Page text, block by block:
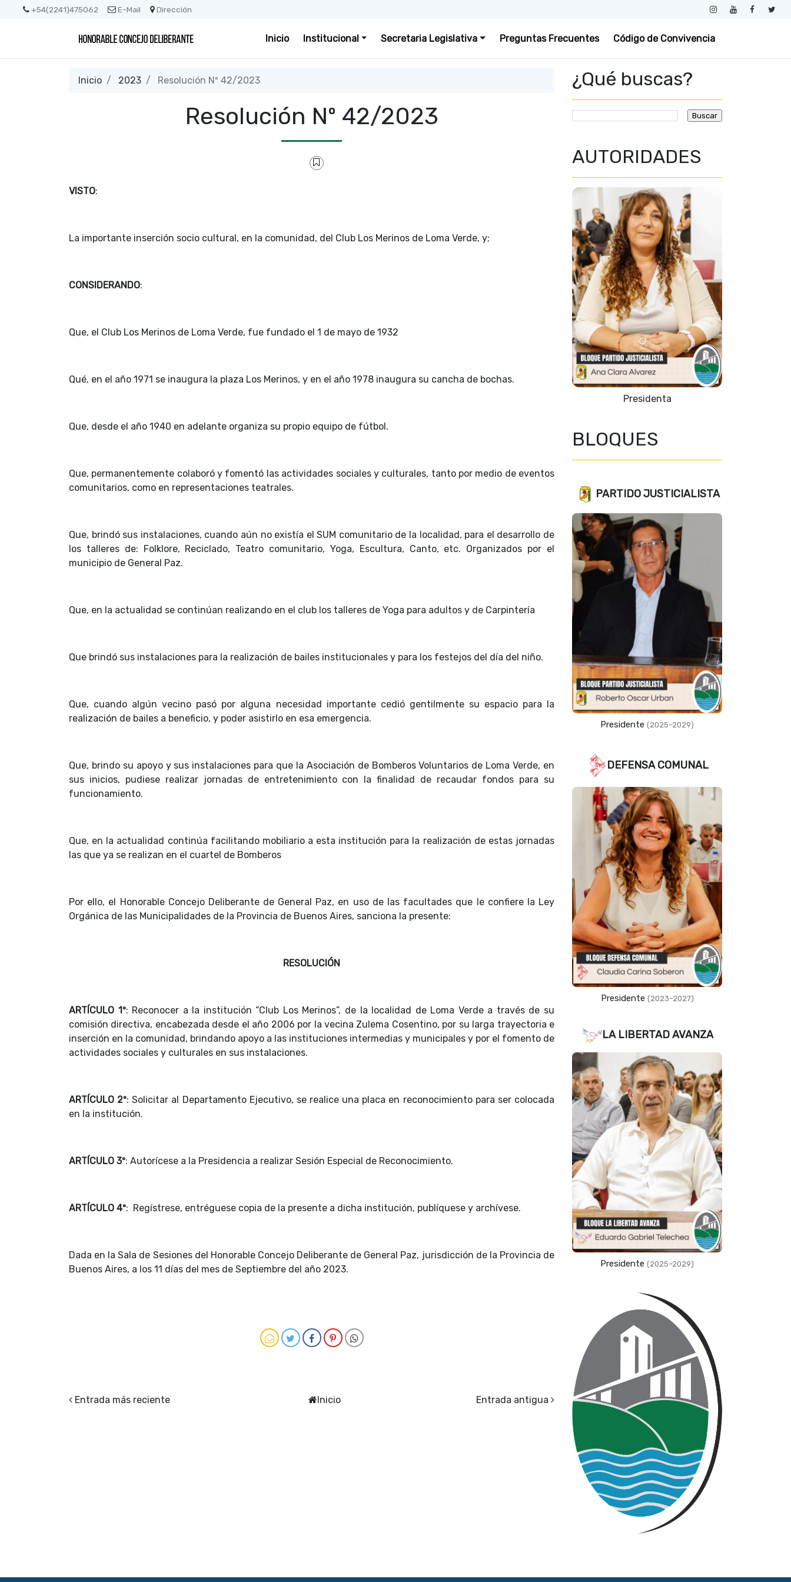
+54(2241)475062 E-Mail Dirección
Inicio Institucional Secretaria Legislativa Preguntas Frecuentes Código de Convivencia
Inicio 2023 Resolución Nº 42/2023
Resolución Nº 42/2023
VISTO:
La importante inserción socio cultural, en la comunidad, del Club Los Merinos de Loma Verde, y;
CONSIDERANDO:
Que, el Club Los Merinos de Loma Verde, fue fundado el 1 de mayo de 1932
Qué, en el año 1971 se inaugura la plaza Los Merinos, y en el año 1978 inaugura su cancha de bochas.
Que, desde el año 1940 en adelante organiza su propio equipo de fútbol.
Que, permanentemente colaboró y fomentó las actividades sociales y culturales, tanto por medio de eventos
comunitarios, como en representaciones teatrales.
Que, brindó sus instalaciones, cuando aún no existía el SUM comunitario de la localidad, para el desarrollo de
los talleres de: Folklore, Reciclado, Teatro comunitario, Yoga, Escultura, Canto, etc. Organizados por el
municipio de General Paz.
Que, en la actualidad se continúan realizando en el club los talleres de Yoga para adultos y de Carpintería
Que brindó sus instalaciones para la realización de bailes institucionales y para los festejos del día del niño.
Que, cuando algún vecino pasó por alguna necesidad importante cedió gentilmente su espacio para la
realización de bailes a beneficio, y poder asistirlo en esa emergencia.
Que, brindo su apoyo y sus instalaciones para que la Asociación de Bomberos Voluntarios de Loma Verde, en
sus inicios, pudiese realizar jornadas de entretenimiento con la finalidad de recaudar fondos para su
funcionamiento.
Que, en la actualidad continúa facilitando mobiliario a esta institución para la realización de estas jornadas
las que ya se realizan en el cuartel de Bomberos
Por ello, el Honorable Concejo Deliberante de General Paz, en uso de las facultades que le confiere la Ley
Orgánica de las Municipalidades de la Provincia de Buenos Aires, sanciona la presente:
RESOLUCIÓN
ARTÍCULO 1º: Reconocer a la institución “Club Los Merinos”, de la localidad de Loma Verde a través de su
comisión directiva, encabezada desde el año 2006 por la vecina Zulema Cosentino, por su larga trayectoria e
inserción en la comunidad, brindando apoyo a las instituciones intermedias y municipales y por el fomento de
actividades sociales y culturales en sus instalaciones.
ARTÍCULO 2º: Solicitar al Departamento Ejecutivo, se realice una placa en reconocimiento para ser colocada
en la institución.
ARTÍCULO 3º: Autorícese a la Presidencia a realizar Sesión Especial de Reconocimiento.
ARTÍCULO 4º: Regístrese, entréguese copia de la presente a dicha institución, publíquese y archívese.
Dada en la Sala de Sesiones del Honorable Concejo Deliberante de General Paz, jurisdicción de la Provincia de
Buenos Aires, a los 11 días del mes de Septiembre del año 2023.
Entrada más reciente Entrada antigua
Inicio
¿Qué buscas?
AUTORIDADES
Presidenta
BLOQUES
PARTIDO JUSTICIALISTA
Presidente (2025–2029)
DEFENSA COMUNAL
Presidente (2023–2027)
LA LIBERTAD AVANZA
Presidente (2025–2029)